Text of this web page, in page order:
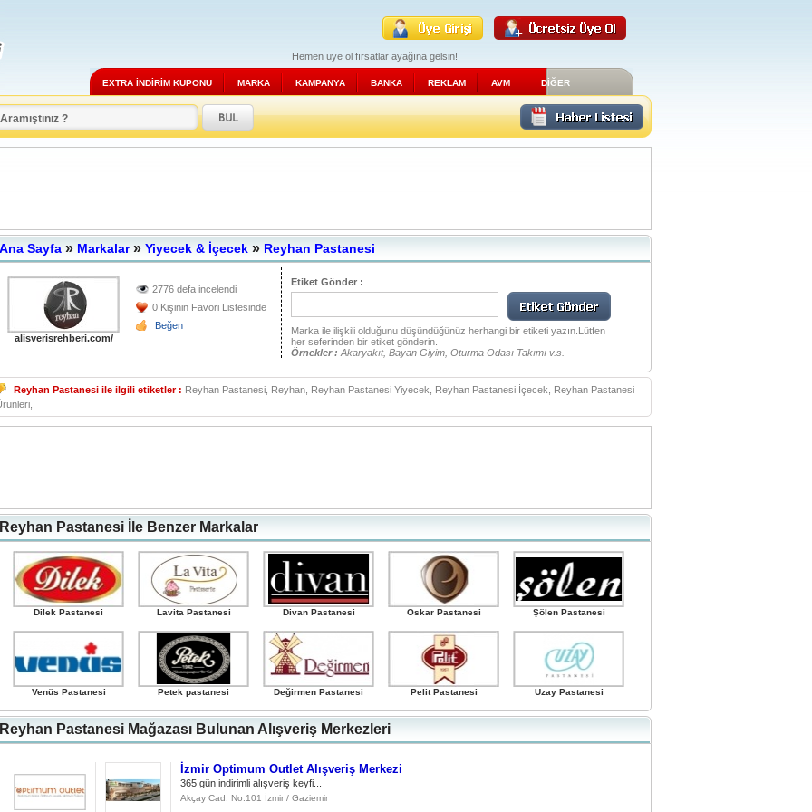
Hemen üye ol fırsatlar ayağına gelsin!
EXTRA İNDİRİM KUPONU MARKA KAMPANYA BANKA REKLAM AVM DİĞER
Ana Sayfa » Markalar» Yiyecek & İçecek » Reyhan Pastanesi
alisverisrehberi.com/
2776 defa incelendi
0 Kişinin Favori Listesinde
Beğen
Etiket Gönder :
Marka ile ilişkili olduğunu düşündüğünüz herhangi bir etiketi yazın.Lütfen
her seferinden bir etiket gönderin.
Örnekler : Akaryakıt, Bayan Giyim, Oturma Odası Takımı v.s.
Reyhan Pastanesi ile ilgili etiketler : Reyhan Pastanesi, Reyhan, Reyhan Pastanesi Yiyecek, Reyhan Pastanesi İçecek, Reyhan Pastanesi
Reyhan Pastanesi İle Benzer Markalar
Dilek Pastanesi Lavita Pastanesi Divan Pastanesi Oskar Pastanesi Şölen Pastanesi
Venüs Pastanesi Petek pastanesi Değirmen Pastanesi Pelit Pastanesi Uzay Pastanesi
Reyhan Pastanesi Mağazası Bulunan Alışveriş Merkezleri
İzmir Optimum Outlet Alışveriş Merkezi
365 gün indirimli alışveriş keyfi...
Akçay Cad. No:101 İzmir / Gaziemir